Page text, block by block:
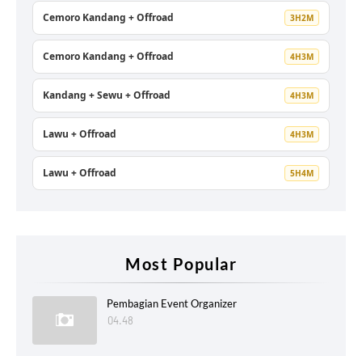
Cemoro Kandang + Offroad 3H2M
Cemoro Kandang + Offroad 4H3M
Kandang + Sewu + Offroad 4H3M
Lawu + Offroad 4H3M
Lawu + Offroad 5H4M
Most Popular
Pembagian Event Organizer
04.48